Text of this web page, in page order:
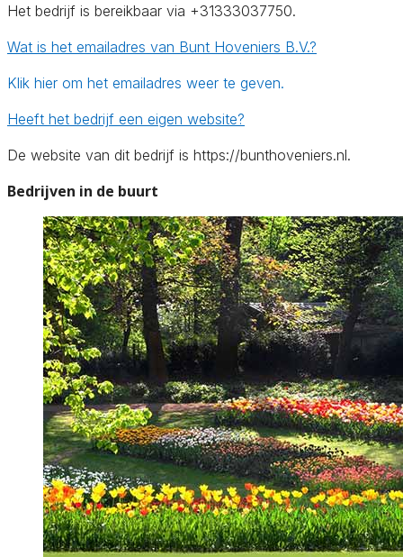
Het bedrijf is bereikbaar via +31333037750.
Wat is het emailadres van Bunt Hoveniers B.V.?
Klik hier om het emailadres weer te geven.
Heeft het bedrijf een eigen website?
De website van dit bedrijf is https://bunthoveniers.nl.
Bedrijven in de buurt